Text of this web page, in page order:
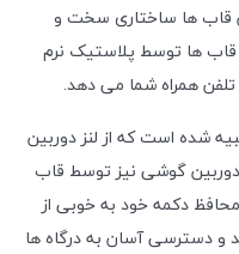
قاب ها ساختاری سخت و
قاب ها توسط پلاستیک نرم
همراه شما می دهد.
شده است که از لنز دوربین
گوشی نیز توسط قاب
دکمه خود به خوبی از
دسترسی آسان به درگاه ها